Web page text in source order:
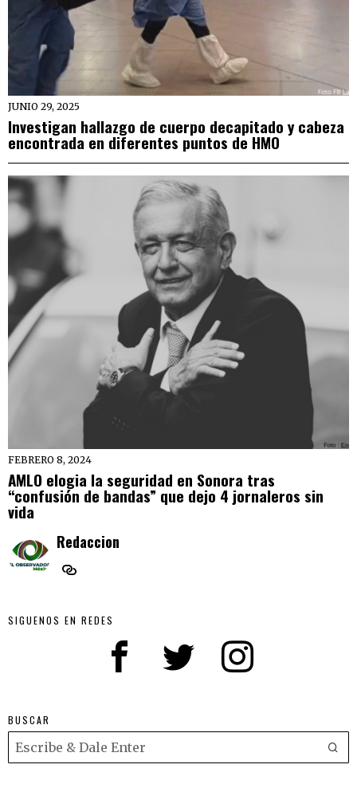
JUNIO 29, 2025
Investigan hallazgo de cuerpo decapitado y cabeza
encontrada en diferentes puntos de HMO
FEBRERO 8, 2024
AMLO elogia la seguridad en Sonora tras
“confusión de bandas” que dejo 4 jornaleros sin
vida
Redaccion
SIGUENOS EN REDES
BUSCAR